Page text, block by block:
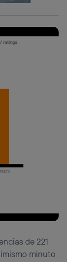
de 221
minuto
página web o